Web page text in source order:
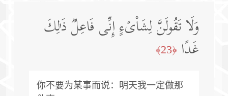
وَلَا تَقُولَنَّ لِشَا۟یۡءٍ إِنِّی فَاعِلࣱ ذَ ٰ⁠لِكَ
غَدًا ﴿23﴾
你不要为某事而说：明天我一定做那